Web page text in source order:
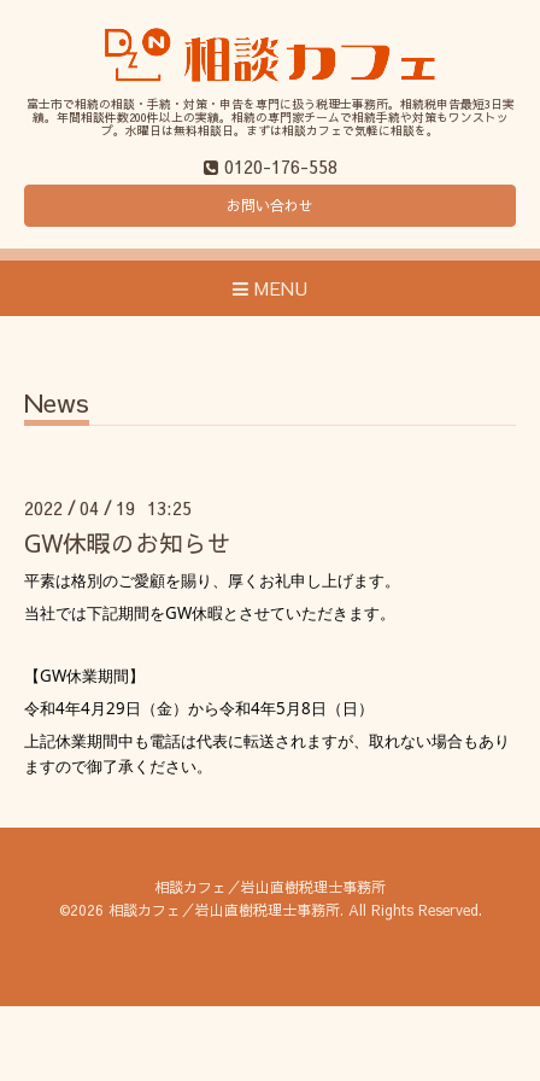
富士市で相続の相談・手続・対策・申告を専門に扱う税理士事務所。相続税申告最短3日実
績。年間相談件数200件以上の実績。相続の専門家チームで相続手続や対策もワンストッ
プ。水曜日は無料相談日。まずは相談カフェで気軽に相談を。
0120-176-558
お問い合わせ
MENU
News
2022 /04 / 19 13:25
GW休暇のお知らせ
平素は格別のご愛顧を賜り、厚くお礼申し上げます。
当社では下記期間をGW休暇とさせていただきます。
【GW休業期間】
令和4年4月29日（金）から令和4年5月8日（日）
上記休業期間中も電話は代表に転送されますが、取れない場合もあり
ますので御了承ください。
相談カフェ／岩山直樹税理士事務所
©2026 相談カフェ／岩山直樹税理士事務所. All Rights Reserved.